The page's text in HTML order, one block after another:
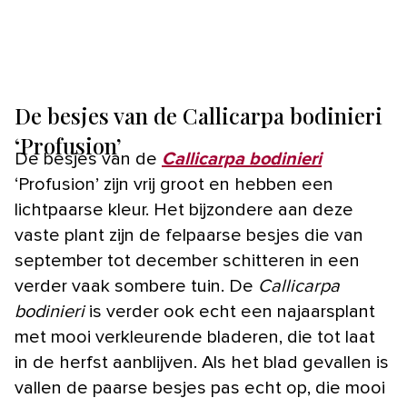
De besjes van de Callicarpa bodinieri
‘Profusion’
De besjes van de Callicarpa bodinieri
‘Profusion’ zijn vrij groot en hebben een
lichtpaarse kleur. Het bijzondere aan deze
vaste plant zijn de felpaarse besjes die van
september tot december schitteren in een
verder vaak sombere tuin. De Callicarpa
bodinieriis verder ook echt een najaarsplant
met mooi verkleurende bladeren, die tot laat
in de herfst aanblijven. Als het blad gevallen is
vallen de paarse besjes pas echt op, die mooi